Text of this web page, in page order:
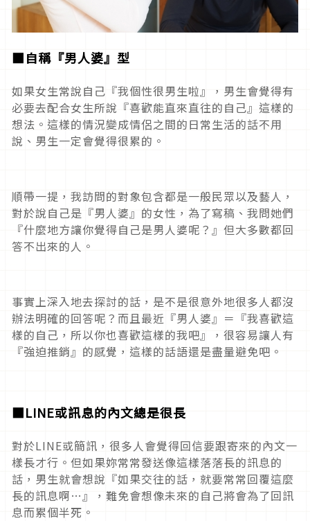
■自稱『男人婆』型
如果女生常說自己『我個性很男生啦』，男生會覺得有
必要去配合女生所說『喜歡能直來直往的自己』這樣的
想法。這樣的情況變成情侶之間的日常生活的話不用
說、男生一定會覺得很累的。
順帶一提，我訪問的對象包含都是一般民眾以及藝人，
對於說自己是『男人婆』的女性，為了寫稿、我問她們
『什麼地方讓你覺得自己是男人婆呢？』但大多數都回
答不出來的人。
事實上深入地去探討的話，是不是很意外地很多人都沒
辦法明確的回答呢？而且最近『男人婆』＝『我喜歡這
樣的自己，所以你也喜歡這樣的我吧』，很容易讓人有
『強迫推銷』的感覺，這樣的話語還是盡量避免吧。
■LINE或訊息的內文總是很長
對於LINE或簡訊，很多人會覺得回信要跟寄來的內文一
樣長才行。但如果妳常常發送像這樣落落長的訊息的
話，男生就會想說『如果交往的話，就要常常回覆這麼
長的訊息啊…』，難免會想像未來的自己將會為了回訊
息而累個半死。